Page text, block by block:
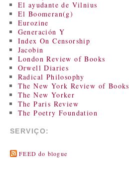
El ayudante de Vilnius
El Boomeran(g)
Eurozine
Generación Y
Index On Censorship
Jacobin
London Review of Books
Orwell Diaries
Radical Philosophy
The New York Review of Books
The New Yorker
The Paris Review
The Poetry Foundation
SERVIÇO:
FEED do blogue